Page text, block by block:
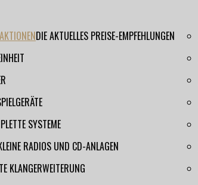
DIE AKTUELLES PREISE-EMPFEHLUNGEN
SYSTEME
RADIOS UND CD-ANLAGEN
KLANGERWEITERUNG